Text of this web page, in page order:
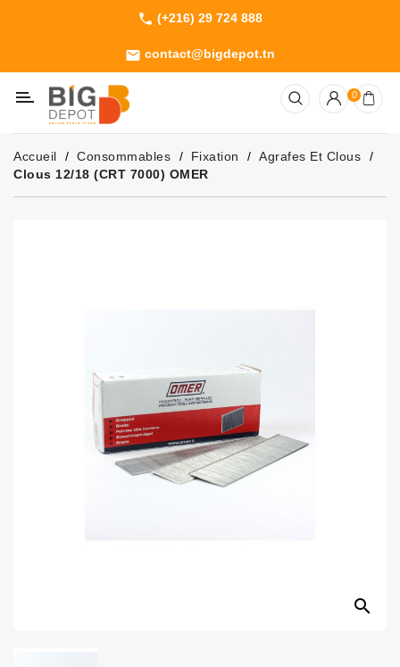
phone (+216) 29 724 888
email contact@bigdepot.tn
Machines
Outillage
Jardinage
Consommables
0
Accueil Consommables Fixation
Agrafes Et Clous
Clous 12/18 (CRT 7000) OMER
search